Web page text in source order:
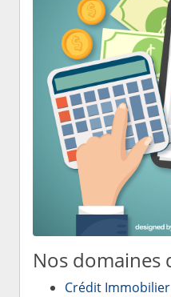
Nos domaines
Crédit Immobilier